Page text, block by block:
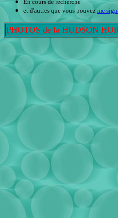
En cours de recherche
et d'autres que vous pouvezme
PHOTOS de la HUDSON